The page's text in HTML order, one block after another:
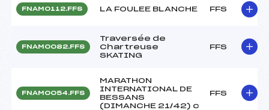
FNAM0112.FFS LA FOULEE BLANCHE FFS
FNAM0082.FFS
Traversée de
Chartreuse
SKATING
FFS
FNAM0054.FFS
MARATHON
INTERNATIONAL DE
BESSANS
(DIMANCHE 21/42) c
FFS